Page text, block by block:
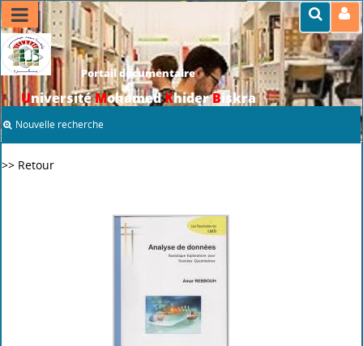
Portail documentaire
UniversitéMohamedKhiderBiskra
Nouvelle recherche
>> Retour